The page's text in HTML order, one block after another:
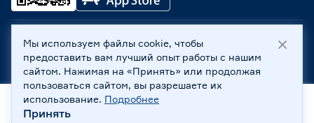
ООО «Бауцентр Рус» 2004 -2026, 236029, г. Калининград,
ул. А.Невского, 205. ИНН 7702596813, КПП 390601001 ©
Все права защищены
Политика обработки персональных данных
Правовая информация
Охрана труда
Главная
Мы используем файлы cookie, чтобы
предоставить вам лучший опыт работы с нашим
сайтом. Нажимая на «Принять» или продолжая
пользоваться сайтом, вы разрешаете их
использование. Подробнее
Принять